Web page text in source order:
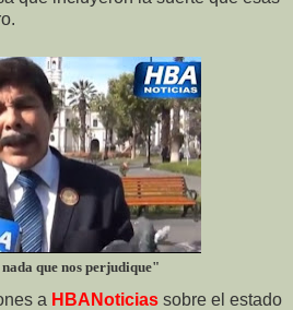
que nos perjudique"
a HBANoticias sobre el estado